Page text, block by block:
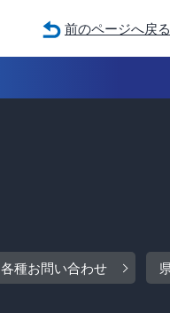
前のページへ戻る
各種お問い合わせ